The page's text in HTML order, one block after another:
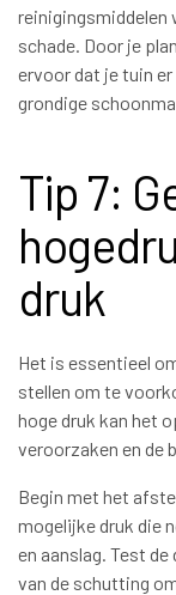
reinigingsmiddelen
schade. Door je
ervoor dat je tuin
grondige
Tip 7:
druk
Het is essentieel
stellen om te
hoge druk kan het
veroorzaken en de
Begin met het
mogelijke druk die
en aanslag. Test
van de schutting